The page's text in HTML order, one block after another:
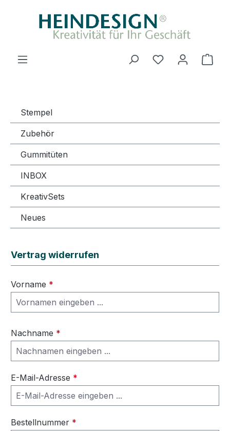
Zum Hauptinhalt springen
Du hast 0
Stempel
Zubehör
Gummitüten
INBOX
KreativSets
Neues
Vertrag widerrufen
Vorname *
Nachname *
E-Mail-Adresse *
Bestellnummer *